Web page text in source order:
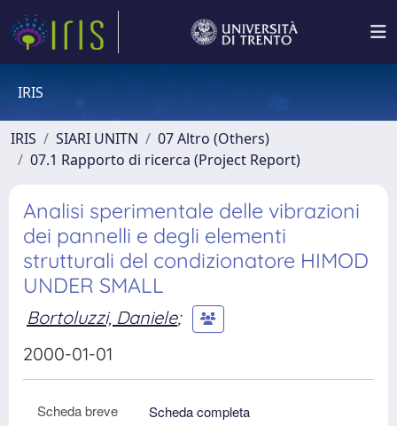
IRIS
IRIS SIARI UNITN
07 Altro (Others)
07.1 Rapporto di ricerca (Project Report)
Analisi sperimentale delle vibrazioni
dei pannelli e degli elementi
strutturali del condizionatore HIMOD
UNDER SMALL
Bortoluzzi, Daniele;
2000-01-01
Scheda breve
Scheda completa